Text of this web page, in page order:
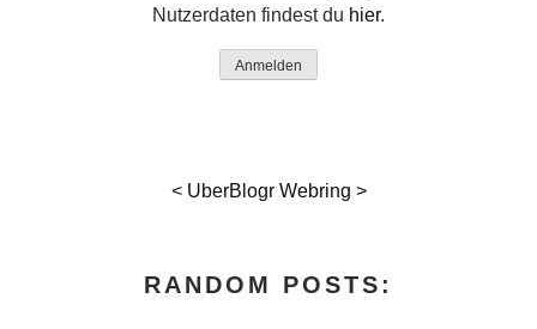
Nutzerdaten findest du hier.
Anmelden
< UberBlogr Webring >
RANDOM POSTS: